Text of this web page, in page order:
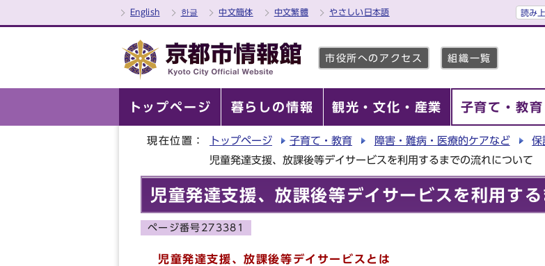
English 한글 中文簡体 中文繁體 やさしい日本語 読み
市役所へのアクセス 組織一覧
トップページ 暮らしの情報 観光・文化・産業 子育て・教育
現在位置： トップページ 子育て・教育 障害・難病・医療的ケアなど 保
児童発達支援、放課後等デイサービスを利用するまでの流れについて
児童発達支援、放課後等デイサービスを利用す
ページ番号273381
児童発達支援、放課後等デイサービスとは